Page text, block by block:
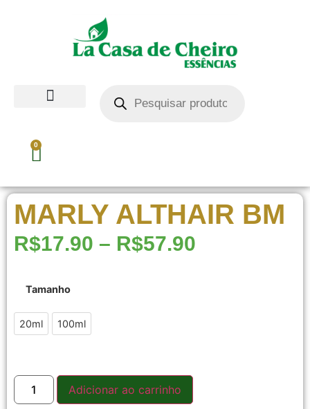
0
MARLY ALTHAIR BM
R$17.90 – R$57.90
Tamanho
20ml
20ml 100ml
Adicionar ao carrinho